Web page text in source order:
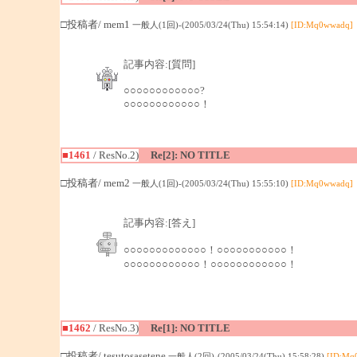
□投稿者/ mem1 一般人(1回)-(2005/03/24(Thu) 15:54:14) [ID:Mq0wwadq]
記事内容:[質問]
○○○○○○○○○○○○?
○○○○○○○○○○○○！
■1461 / ResNo.2)
Re[2]: NO TITLE
□投稿者/ mem2 一般人(1回)-(2005/03/24(Thu) 15:55:10) [ID:Mq0wwadq]
記事内容:[答え]
○○○○○○○○○○○○○！○○○○○○○○○○○！
○○○○○○○○○○○○！○○○○○○○○○○○○！
■1462 / ResNo.3)
Re[1]: NO TITLE